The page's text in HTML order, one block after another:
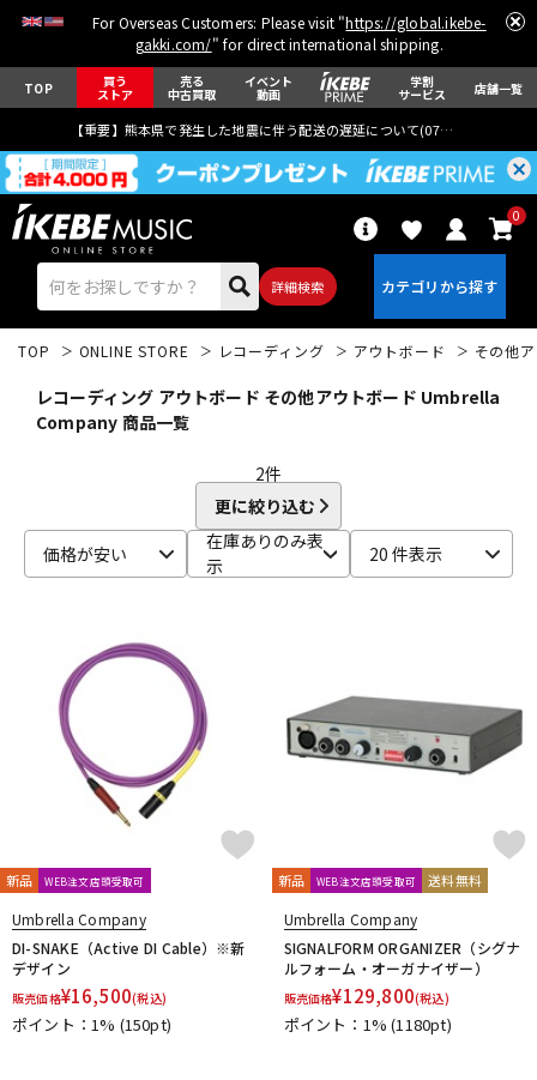
For Overseas Customers: Please visit "https://global.ikebe-
gakki.com/" for direct international shipping.
TOP 買う
ストア
売る
中古買取
イベント
動画
学割
サービス 店舗一覧
【重要】熊本県で発生した地震に伴う配送の遅延について(07月29日
詳細検索
0
ベース ウクレレ
ドラム
電子ピアノ
管楽器
アンプ エフェクター
DJ機器 DTM
TOP ONLINE STORE レコーディング アウトボード その他
レコーディング アウトボード その他アウトボード Umbrella
Company 商品一覧
2件
更に絞り込む
価格が安い
在庫ありのみ表
示
20 件表示
新品 WEB注文店頭受取可
Umbrella Company
DI-SNAKE（Active DI Cable）※新
デザイン
販売価格¥16,500(税込)
ポイント：1% (150pt)
新品 WEB注文店頭受取可 送料無料
Umbrella Company
SIGNALFORM ORGANIZER（シグナ
ルフォーム・オーガナイザー）
販売価格¥129,800(税込)
ポイント：1%(1180pt)